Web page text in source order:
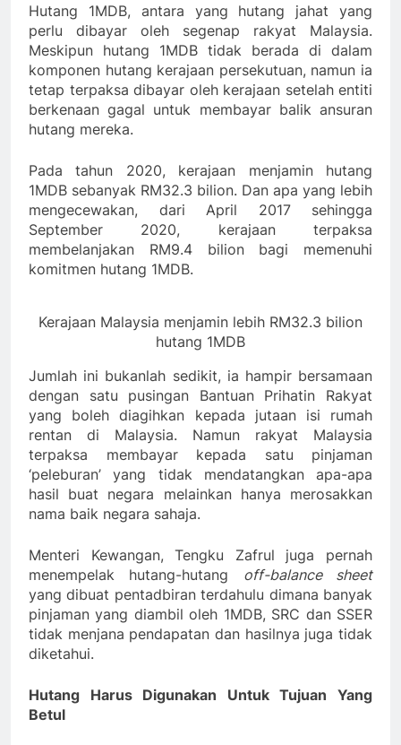
Hutang 1MDB, antara yang hutang jahat yang
perlu dibayar oleh segenap rakyat Malaysia.
Meskipun hutang 1MDB tidak berada di dalam
komponen hutang kerajaan persekutuan, namun ia
tetap terpaksa dibayar oleh kerajaan setelah entiti
berkenaan gagal untuk membayar balik ansuran
hutang mereka.
Pada tahun 2020, kerajaan menjamin hutang
1MDB sebanyak RM32.3 bilion. Dan apa yang lebih
mengecewakan, dari April 2017 sehingga
September 2020, kerajaan terpaksa
membelanjakan RM9.4 bilion bagi memenuhi
komitmen hutang 1MDB.
Kerajaan Malaysia menjamin lebih RM32.3 bilion
hutang 1MDB
Jumlah ini bukanlah sedikit, ia hampir bersamaan
dengan satu pusingan Bantuan Prihatin Rakyat
yang boleh diagihkan kepada jutaan isi rumah
rentan di Malaysia. Namun rakyat Malaysia
terpaksa membayar kepada satu pinjaman
‘peleburan’ yang tidak mendatangkan apa-apa
hasil buat negara melainkan hanya merosakkan
nama baik negara sahaja.
Menteri Kewangan, Tengku Zafrul juga pernah
menempelak hutang-hutang off-balance sheet
yang dibuat pentadbiran terdahulu dimana banyak
pinjaman yang diambil oleh 1MDB, SRC dan SSER
tidak menjana pendapatan dan hasilnya juga tidak
diketahui.
Hutang Harus Digunakan Untuk Tujuan Yang
Betul